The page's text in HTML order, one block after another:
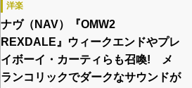
洋楽
ナヴ（NAV）『OMW2
REXDALE』ウィークエンドやプレ
イボーイ・カーティらも召喚! メ
ランコリックでダークなサウンドが